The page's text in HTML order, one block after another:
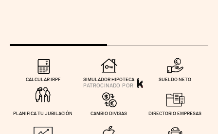
CALCULAR IRPF SIMULADOR HIPOTECA SUELDO NETO
PLANIFICA TU JUBILACIÓN CAMBIO DIVISAS DIRECTORIO EMPRESAS